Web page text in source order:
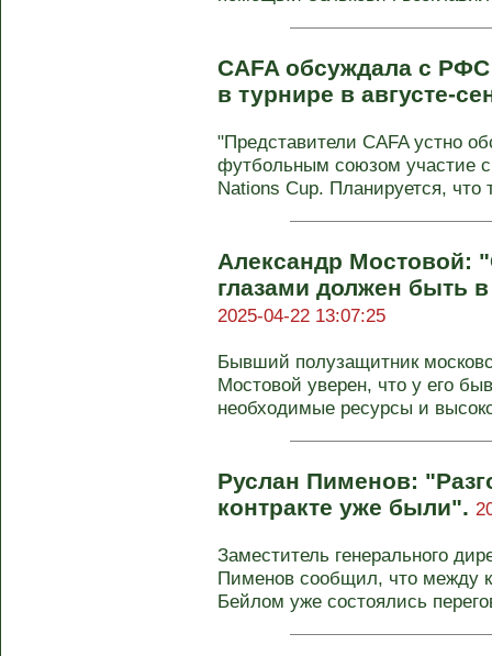
CAFA обсуждала с
в турнире в августе-
"Представители CAFA устно
футбольным союзом участие
Nations Cup. Планируется, что
Александр Мостовой:
глазами должен быть
2025-04-22 13:07:25
Бывший полузащитник
Мостовой уверен, что у его
необходимые ресурсы и
Руслан Пименов:
контракте уже были".
Заместитель генерального
Пименов сообщил, что между
Бейлом уже состоялись